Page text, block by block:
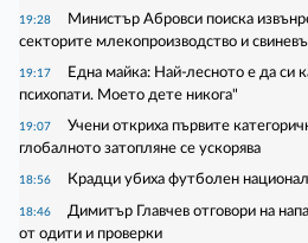
19:28
Министър Абровси поиска
секторите млекопроизводство и
19:17
Една майка: Най-лесното е да си
психопати. Моето дете никога"
19:07
Учени откриха първите
глобалното затопляне се ускорява
18:56 Крадци убиха футболен национал
18:46
Димитър Главчев отговори на
от одити и проверки